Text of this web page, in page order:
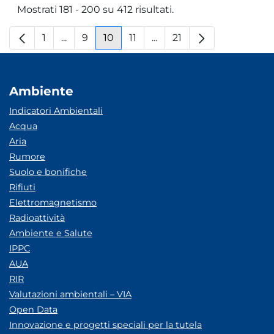
Mostrati 181 - 200 su 412 risultati.
Pagina
1 ...Pagine intermedie
Pagina
9 Pagina
10 Pagina
11 ...Pagine intermedie
Pagina
21
Ambiente
Indicatori Ambientali
Acqua
Aria
Rumore
Suolo e bonifiche
Rifiuti
Elettromagnetismo
Radioattività
Ambiente e Salute
IPPC
AUA
RIR
Valutazioni ambientali – VIA
Open Data
Innovazione e progetti speciali per la tutela